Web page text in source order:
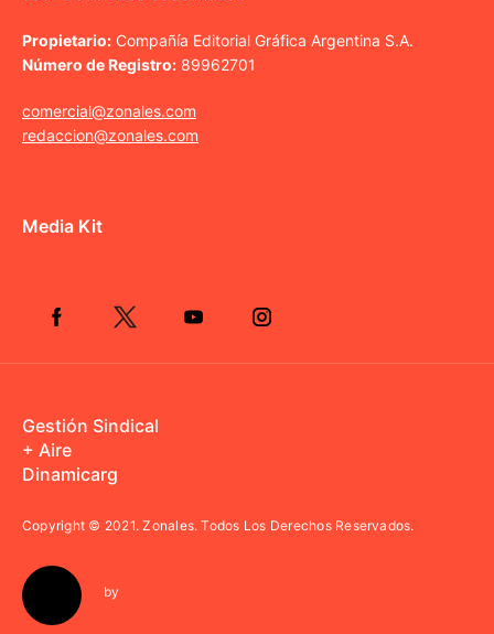
Propietario: Compañía Editorial Gráfica Argentina S.A.
Número de Registro: 89962701
comercial@zonales.com
redaccion@zonales.com
Media Kit
Gestión Sindical
+ Aire
Dinamicarg
Copyright © 2021.Zonales. Todos Los Derechos Reservados.
by